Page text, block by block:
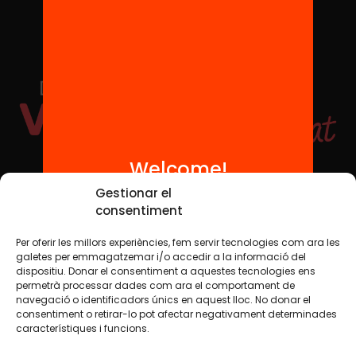
Gestionar el
consentiment
Per oferir les millors experiències, fem servir tecnologies com ara les
galetes per emmagatzemar i/o accedir a la informació del
dispositiu. Donar el consentiment a aquestes tecnologies ens
permetrà processar dades com ara el comportament de
navegació o identificadors únics en aquest lloc. No donar el
consentiment o retirar-lo pot afectar negativament determinades
característiques i funcions.
Social Media
TW YTB IG FB IN
Legal NoticeCookie Policy
Welcome!